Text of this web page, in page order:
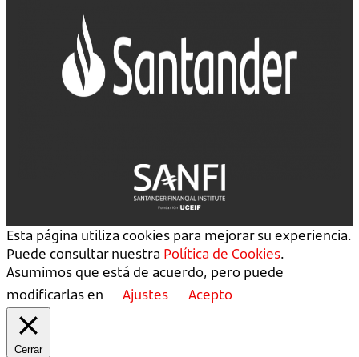
Esta página utiliza cookies para mejorar su experiencia.
Puede consultar nuestra Política de Cookies.
Asumimos que está de acuerdo, pero puede
modificarlas en
Ajustes Acepto
Cerrar